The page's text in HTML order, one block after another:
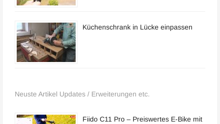
Küchenschrank in Lücke einpassen
Neuste Artikel Updates / Erweiterungen etc.
Fiido C11 Pro – Preiswertes E-Bike mit